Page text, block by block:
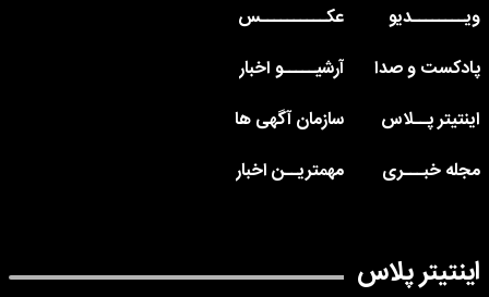
ویــــــــدیو
عکــــــــــس
پادکست و صدا
آرشیـــــو اخبار
اینتیتر پــلاس
سازمان آگهی ها
مجله خبـــری
مهمتریــن اخبار
اینتیتر پلاس